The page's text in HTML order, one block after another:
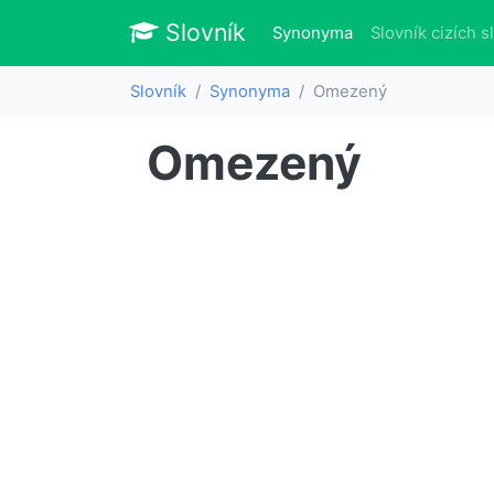
Slovník Slovník
Synonyma(aktuálně)
Slovník cizích
Slovník Synonyma Omezený
Omezený